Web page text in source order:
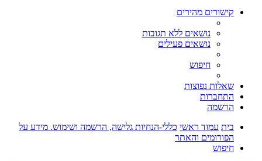
קישורים מהירים
נושאים ללא תגובות
נושאים פעילים
חיפוש
שאלות נפוצות
התחברות
הרשמה
בית עמוד ראשי כללי-הנחיות גלישה, הרשמה ושימוש. מידע על
הפורומים והאתר
חיפוש